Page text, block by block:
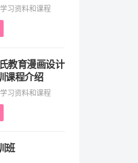
习资料和课程
教育漫画设计
课程介绍
习资料和课程
班